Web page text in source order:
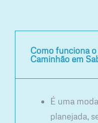
Como funciona
Caminhão em
É uma
planejada,